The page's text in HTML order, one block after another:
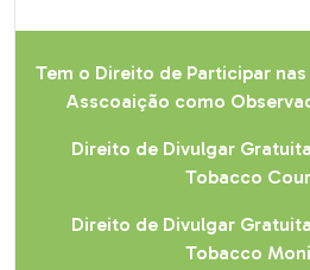
Tem o Direito de Participar
Asscoaição como
Direito de Divulgar
Tobacco
Direito de Divulgar
Tobacco